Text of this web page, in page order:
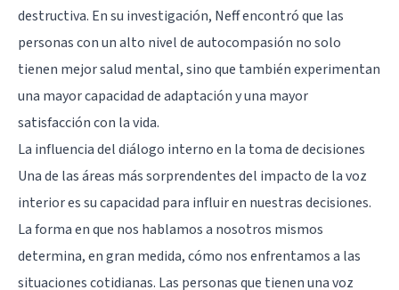
destructiva. En su investigación, Neff encontró que las
personas con un alto nivel de autocompasión no solo
tienen mejor salud mental, sino que también experimentan
una mayor capacidad de adaptación y una mayor
satisfacción con la vida.
La influencia del diálogo interno en la toma de decisiones
Una de las áreas más sorprendentes del impacto de la voz
interior es su capacidad para influir en nuestras decisiones.
La forma en que nos hablamos a nosotros mismos
determina, en gran medida, cómo nos enfrentamos a las
situaciones cotidianas. Las personas que tienen una voz